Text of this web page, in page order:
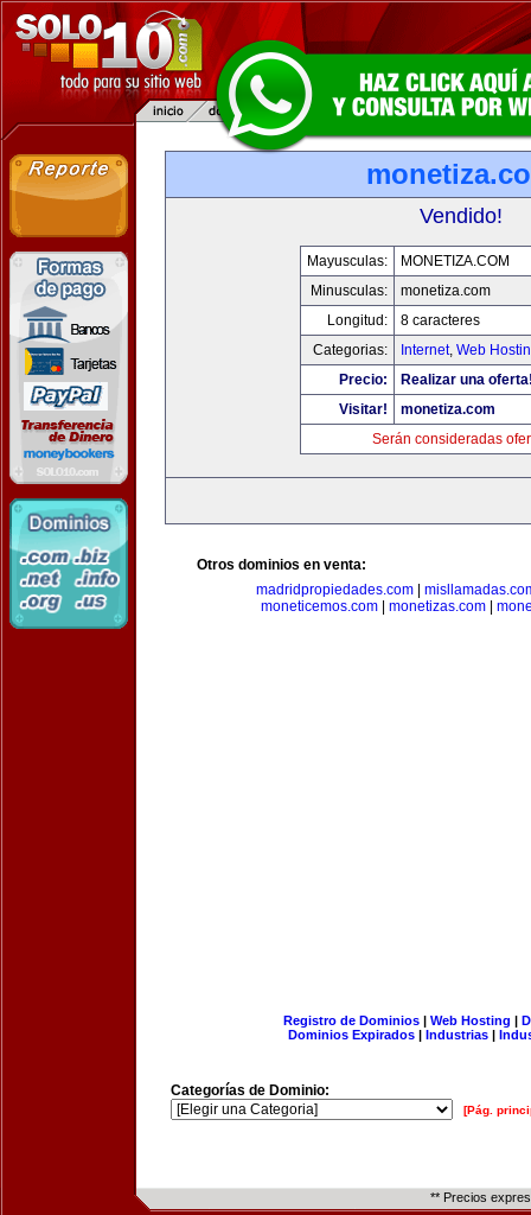
Vendido!
Mayusculas:
MONETIZA.COM
Minusculas:
monetiza.com
Longitud:
8 caracteres
Categorias:
Internet, Web
Precio:
Realizar una
Visitar!
monetiza.com
Serán consideradas
Otros dominios en venta:
madridpropiedades.com|
moneticemos.com| monetizas.com|
Registro de Dominios| Web Hosting |
Dominios Expirados | Industrias |
Categorías de Dominio:
[Pág.
** Precios